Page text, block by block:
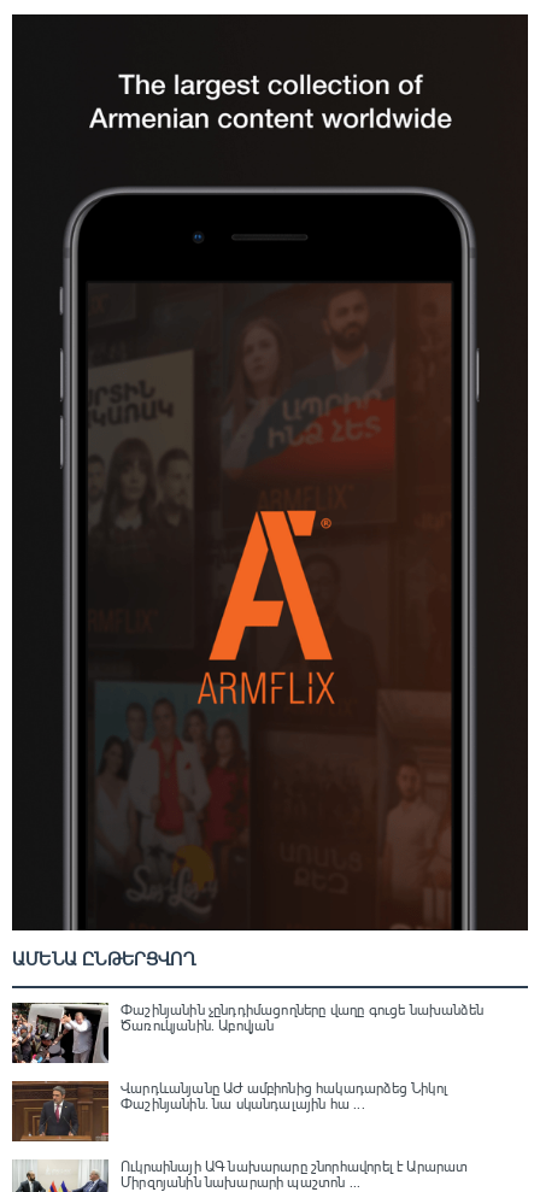
ԱՄԵՆԱ ԸՆԹԵՐՑՎՈՂ
Փաշինյանին չընդդիմացողները վաղը գուցե նախանձեն
Ծառուկյանին. Աբովյան
Վարդևանյանը ԱԺ ամբիոնից հակադարձեց Նիկոլ
Փաշինյանին․ նա սկանդալային հա ...
Ուկրաինայի ԱԳ նախարարը շնորհավորել է Արարատ
Միրզոյանին նախարարի պաշտոն ...